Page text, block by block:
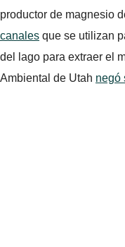
productor de magnesio
canales que se utilizan
del lago para extraer el
Ambiental de Utah negó